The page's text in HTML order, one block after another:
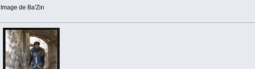
Image de Ba'Zin